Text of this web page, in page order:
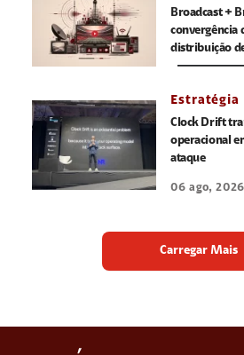
Broadcast +
convergência
distribuição
Estratégia
Clock Drift
operacional
ataque
06 ago, 2026
Carregar Mais